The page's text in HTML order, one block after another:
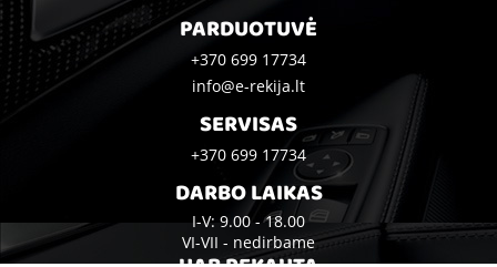
PARDUOTUVĖ
+370 699 17734
info@e-rekija.lt
SERVISAS
+370 699 17734
DARBO LAIKAS
I-V: 9.00 - 18.00
VI-VII - nedirbame